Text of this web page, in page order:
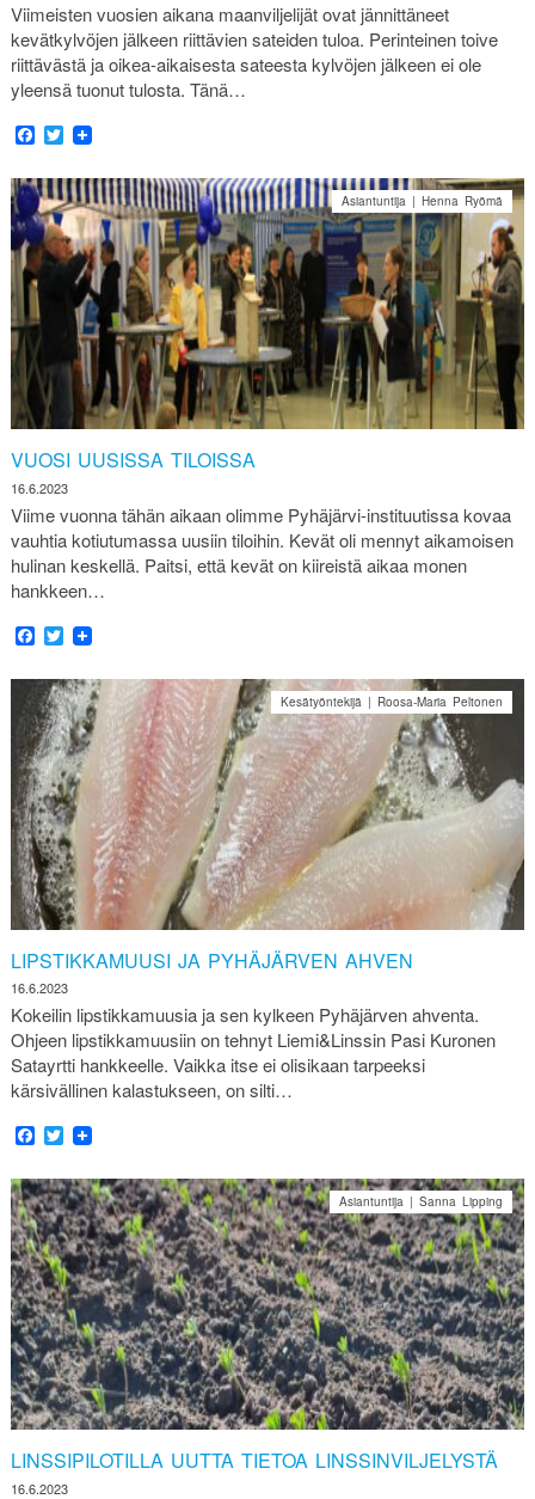
Viimeisten vuosien aikana maanviljelijät ovat jännittäneet
kevätkylvöjen jälkeen riittävien sateiden tuloa. Perinteinen toive
riittävästä ja oikea-aikaisesta sateesta kylvöjen jälkeen ei ole
yleensä tuonut tulosta. Tänä…
Facebook
Twitter
VUOSI UUSISSA TILOISSA
16.6.2023
Asiantuntija | Henna Ryömä
Viime vuonna tähän aikaan olimme Pyhäjärvi-instituutissa kovaa
vauhtia kotiutumassa uusiin tiloihin. Kevät oli mennyt aikamoisen
hulinan keskellä. Paitsi, että kevät on kiireistä aikaa monen
hankkeen…
Facebook
Twitter
LIPSTIKKAMUUSI JA PYHÄJÄRVEN AHVEN
16.6.2023
Kesätyöntekijä | Roosa-Maria Peltonen
Kokeilin lipstikkamuusia ja sen kylkeen Pyhäjärven ahventa.
Ohjeen lipstikkamuusiin on tehnyt Liemi&Linssin Pasi Kuronen
Satayrtti hankkeelle. Vaikka itse ei olisikaan tarpeeksi
kärsivällinen kalastukseen, on silti…
Facebook
Twitter
LINSSIPILOTILLA UUTTA TIETOA LINSSINVILJELYSTÄ
16.6.2023
Asiantuntija | Sanna Lipping